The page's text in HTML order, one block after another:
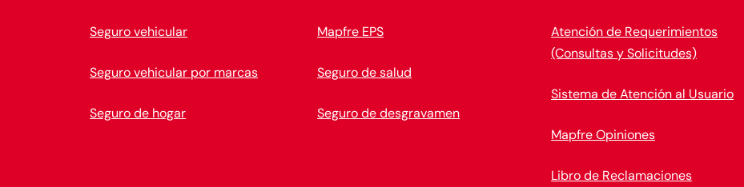
Seguro vehicular
Seguro vehicular por marcas
Seguro de hogar
Mapfre EPS
Seguro de salud
Seguro de desgravamen
Atención de Requerimientos
(Consultas y Solicitudes)
Sistema de Atención al Usuario
Mapfre Opiniones
Libro de Reclamaciones